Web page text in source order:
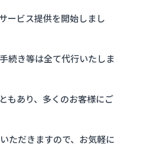
ービス提供を開始しまし
続き等は全て代行いたしま
もあり、多くのお客様にご
ただきますので、お気軽に